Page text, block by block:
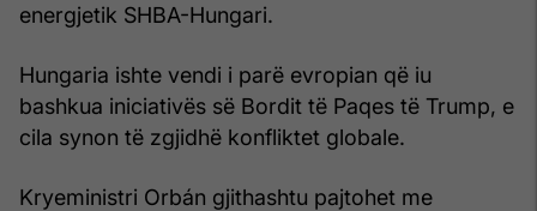
energjetik SHBA-Hungari.
Hungaria ishte vendi i parë evropian që iu
bashkua iniciativës së Bordit të Paqes të Trump, e
cila synon të zgjidhë konfliktet globale.
Kryeministri Orbán gjithashtu pajtohet me